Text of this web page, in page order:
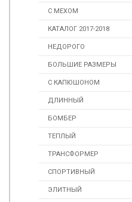
С МЕХОМ
КАТАЛОГ 2017-2018
НЕДОРОГО
БОЛЬШИЕ РАЗМЕРЫ
С КАПЮШОНОМ
ДЛИННЫЙ
БОМБЕР
ТЕПЛЫЙ
ТРАНСФОРМЕР
СПОРТИВНЫЙ
ЭЛИТНЫЙ